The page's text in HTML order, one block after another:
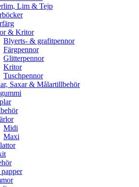
Lim & Tejp
& Kritor
Blyerts- & grafitpennor
Färgpennor
Glitterpennor
Kritor
Tuschpennor
Saxar & Målartillbehör
Midi
Maxi